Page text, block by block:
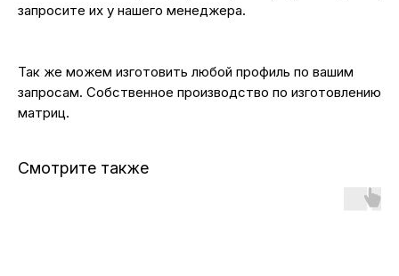
запросите их у нашего менеджера.
Так же можем изготовить любой профиль по вашим
запросам. Собственное производство по изготовлению
матриц.
Смотрите также